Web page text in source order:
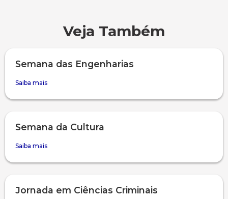
Veja Também
Semana das Engenharias
Saiba mais
Semana da Cultura
Saiba mais
Jornada em Ciências Criminais